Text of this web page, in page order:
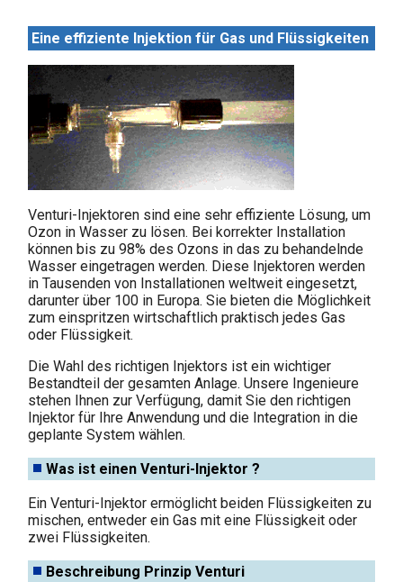
Eine effiziente Injektion für Gas und Flüssigkeiten
Venturi-Injektoren sind eine sehr effiziente Lösung, um
Ozon in Wasser zu lösen. Bei korrekter Installation
können bis zu 98% des Ozons in das zu behandelnde
Wasser eingetragen werden. Diese Injektoren werden
in Tausenden von Installationen weltweit eingesetzt,
darunter über 100 in Europa. Sie bieten die Möglichkeit
zum einspritzen wirtschaftlich praktisch jedes Gas
oder Flüssigkeit.
Die Wahl des richtigen Injektors ist ein wichtiger
Bestandteil der gesamten Anlage. Unsere Ingenieure
stehen Ihnen zur Verfügung, damit Sie den richtigen
Injektor für Ihre Anwendung und die Integration in die
geplante System wählen.
Was ist einen Venturi-Injektor ?
Ein Venturi-Injektor ermöglicht beiden Flüssigkeiten zu
mischen, entweder ein Gas mit eine Flüssigkeit oder
zwei Flüssigkeiten.
Beschreibung Prinzip Venturi